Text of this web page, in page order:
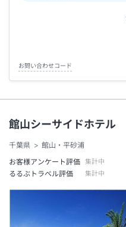
お問い合わせコード
館山シーサイドホテル
千葉県
館山・平砂浦
お客様アンケート評価
集計中
るるぶトラベル評価 集計中